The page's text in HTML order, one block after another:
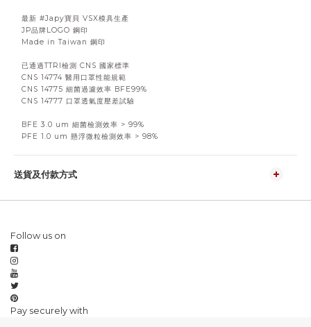
最新 #Japy寶貝 VSX模具生產
JP品牌LOGO 鋼印
Made in Taiwan 鋼印
已通過TTRI檢測 CNS 國家標準
CNS 14774 醫用口罩性能規範
CNS 14775 細菌過濾效率 BFE99%
CNS 14777 口罩透氣度壓差試驗
BFE 3.0 um 細菌檢測效率 > 99%
PFE 1.0 um 懸浮微粒檢測效率 > 98%
送貨及付款方式
Follow us on
Pay securely with